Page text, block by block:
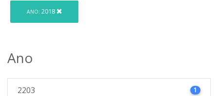
ANO: 2018
Ano
2203 1